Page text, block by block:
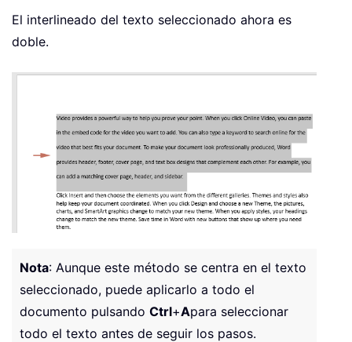
El interlineado del texto seleccionado ahora es
doble.
Nota: Aunque este método se centra en el texto
seleccionado, puede aplicarlo a todo el
documento pulsando Ctrl+Apara seleccionar
todo el texto antes de seguir los pasos.